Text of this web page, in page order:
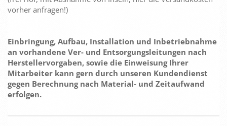
vorher anfragen!)
Einbringung, Aufbau, Installation und Inbetriebnahme
an vorhandene Ver- und Entsorgungsleitungen nach
Herstellervorgaben, sowie die Einweisung Ihrer
Mitarbeiter kann gern durch unseren Kundendienst
gegen Berechnung nach Material- und Zeitaufwand
erfolgen.